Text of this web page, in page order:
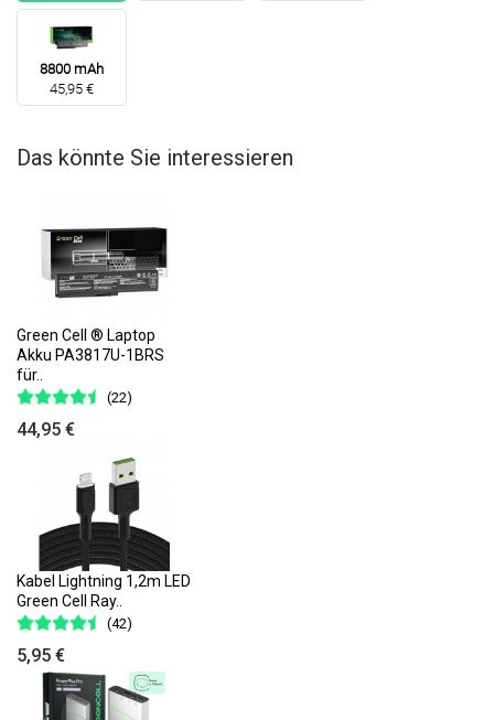
8800 mAh
45,95 €
Das könnte Sie interessieren
Green Cell ® Laptop
Akku PA3817U-1BRS
für..
(22)
44,95 €
Kabel Lightning 1,2m LED
Green Cell Ray..
(42)
5,95 €